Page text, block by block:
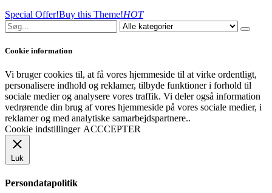
Special Offer!Buy this Theme!HOT
Cookie information
Vi bruger cookies til, at få vores hjemmeside til at virke ordentligt,
personalisere indhold og reklamer, tilbyde funktioner i forhold til
sociale medier og analysere vores traffik. Vi deler også information
vedrørende din brug af vores hjemmeside på vores sociale medier, i
reklamer og med analytiske samarbejdspartnere..
Cookie indstillinger ACCCEPTER
Luk
Persondatapolitik